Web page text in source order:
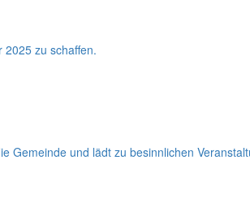
zu schaffen.
Gemeinde und lädt zu besinnlichen